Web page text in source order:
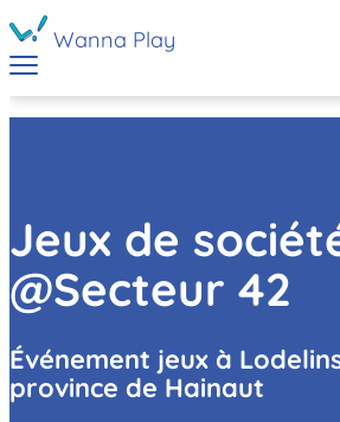
Wanna Play
Jeux de
@Secteur 42
Événement jeux à
province de Hainaut